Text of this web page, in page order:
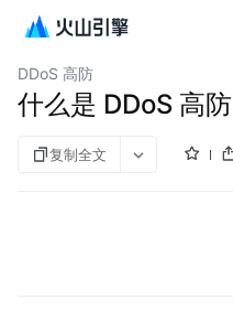
DDoS防护
DDoS 高防
什么是 DDoS 高防
复制全文